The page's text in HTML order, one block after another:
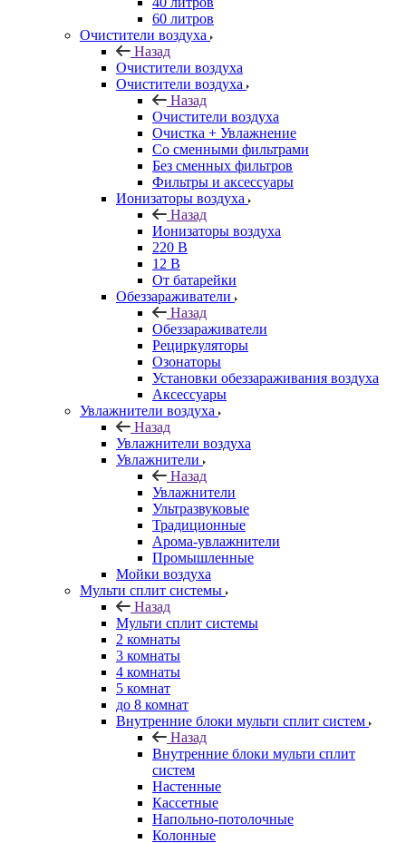
60 литров
Очистители воздуха
Назад
Очистители воздуха
Очистители воздуха
Назад
Очистители воздуха
Очистка + Увлажнение
Cо сменными фильтрами
Без сменных фильтров
Фильтры и аксессуары
Ионизаторы воздуха
Назад
Ионизаторы воздуха
220 В
12 В
От батарейки
Обеззараживатели
Назад
Обеззараживатели
Рециркуляторы
Озонаторы
Установки обеззараживания воздуха
Аксессуары
Увлажнители воздуха
Назад
Увлажнители воздуха
Увлажнители
Назад
Увлажнители
Ультразвуковые
Традиционные
Арома-увлажнители
Промышленные
Мойки воздуха
Мульти сплит системы
Назад
Мульти сплит системы
2 комнаты
3 комнаты
4 комнаты
5 комнат
до 8 комнат
Внутренние блоки мульти сплит систем
Назад
Внутренние блоки мульти сплит
систем
Настенные
Кассетные
Напольно-потолочные
Колонные